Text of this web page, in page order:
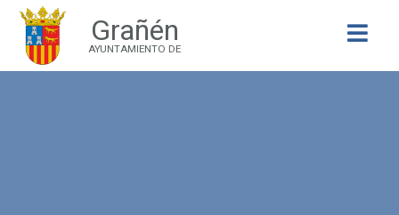
Grañén
AYUNTAMIENTO DE